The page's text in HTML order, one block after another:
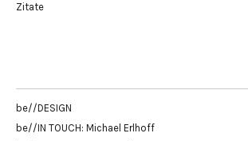
Zitate
be//DESIGN
be//IN TOUCH: Michael Erlhoff